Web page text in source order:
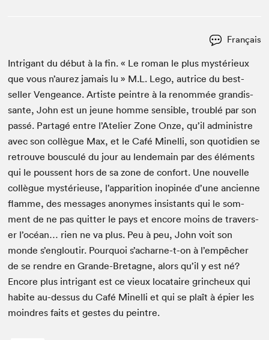
Français
Intri­g­ant du début à la fin. « Le roman le plus mys­térieux
que vous n’aurez jamais lu » M.L. Lego, autrice du best-
sell­er Vengeance. Artiste pein­tre à la renom­mée gran­dis­
sante, John est un jeune homme sen­si­ble, trou­blé par son
passé. Partagé entre l’Atelier Zone Onze, qu’il admin­istre
avec son col­lègue Max, et le Café Minel­li, son quo­ti­di­en se
retrou­ve bous­culé du jour au lende­main par des élé­ments
qui le poussent hors de sa zone de con­fort. Une nou­velle
col­lègue mys­térieuse, l’apparition inopinée d’une anci­enne
flamme, des mes­sages anonymes insis­tants qui le som­
ment de ne pas quit­ter le pays et encore moins de tra­vers­
er l’océan… rien ne va plus. Peu à peu, John voit son
monde s’engloutir. Pourquoi s’acharne-t-on à l’empêcher
de se ren­dre en Grande-Bre­tagne, alors qu’il y est né?
Encore plus intri­g­ant est ce vieux locataire grincheux qui
habite au-dessus du Café Minel­li et qui se plaît à épi­er les
moin­dres faits et gestes du peintre.